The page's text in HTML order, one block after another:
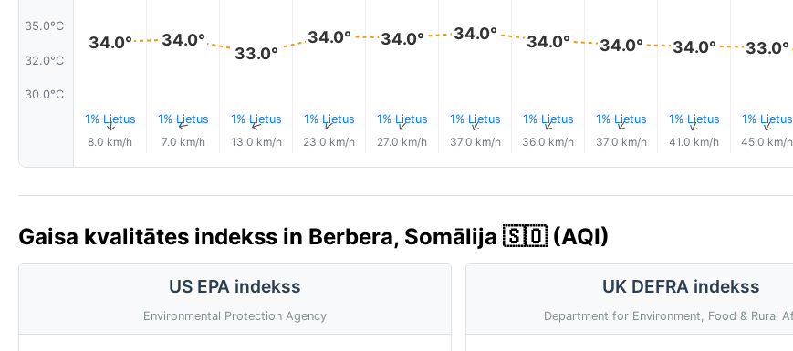
35.0°C
32.0°C
30.0°C
34.0°
1% Lietus
↑
8.0 km/h
34.0°
1% Lietus
↑
7.0 km/h
33.0°
1% Lietus
↑
13.0 km/h
34.0°
1% Lietus
↑
23.0 km/h
34.0°
1% Lietus
↑
27.0 km/h
34.0°
1% Lietus
↑
37.0 km/h
34.0°
1% Lietus
↑
36.0 km/h
34.0°
1% Lietus
↑
37.0 km/h
34.0°
1% Lietus
↑
41.0 km/h
33.0°
1% Lietus
↑
45.0 km/h
Gaisa kvalitātes indekss in Berbera, Somālija 🇸🇴 (AQI)
US EPA indekss
Environmental Protection Agency
UK DEFRA indekss
Department for Environment, Food & Rural